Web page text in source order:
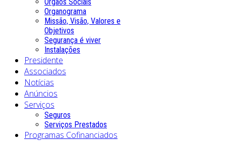
Organograma
Missão, Visão, Valores e
Objetivos
Segurança é viver
Instalações
Presidente
Associados
Notícias
Anúncios
Serviços
Seguros
Serviços Prestados
Programas Cofinanciados